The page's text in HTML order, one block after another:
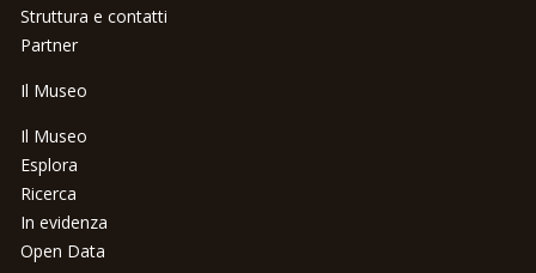
Struttura e contatti
Partner
Il Museo
Il Museo
Esplora
Ricerca
In evidenza
Open Data